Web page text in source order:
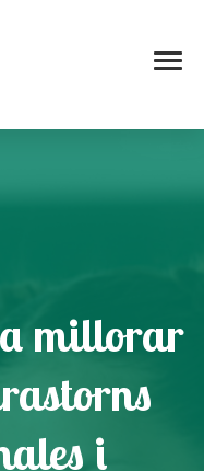
millorar
i